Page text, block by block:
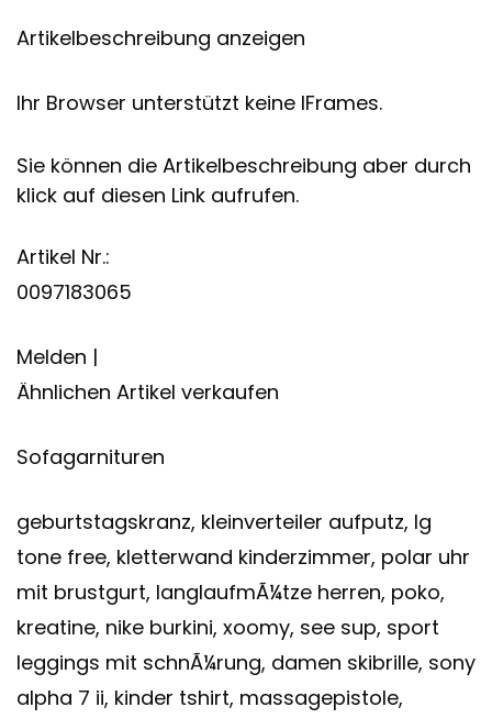
Artikelbeschreibung anzeigen
Ihr Browser unterstützt keine IFrames.
Sie können die Artikelbeschreibung aber durch
klick auf diesen Link aufrufen.
Artikel Nr.:
0097183065
Melden |
Ähnlichen Artikel verkaufen
Sofagarnituren
geburtstagskranz, kleinverteiler aufputz, lg
tone free, kletterwand kinderzimmer, polar uhr
mit brustgurt, langlaufmÃ¼tze herren, poko,
kreatine, nike burkini, xoomy, see sup, sport
leggings mit schnÃ¼rung, damen skibrille, sony
alpha 7 ii, kinder tshirt, massagepistole,